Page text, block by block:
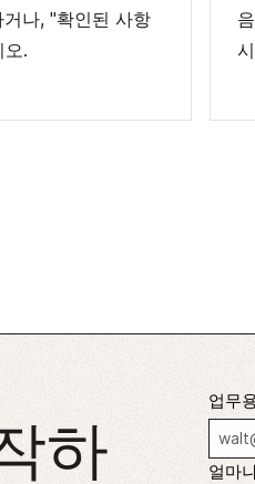
나, "확인된 사항
오.
하
업무
얼마